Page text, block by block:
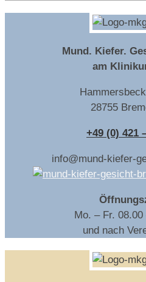
Mund. Kiefer.
am
28755
+49 (0) 421
info@mund-kiefer-
Mo. – Fr.
und nach